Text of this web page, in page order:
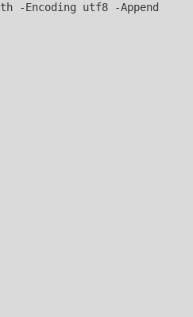
-Encoding utf8 -Append